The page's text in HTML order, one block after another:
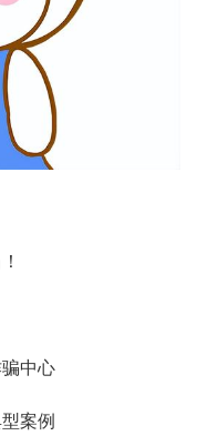
中心
案例